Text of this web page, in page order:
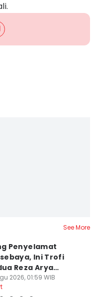
See More
Penyelamat
Ini Trofi
Reza Arya
Tavares
2026, 01:59 WIB